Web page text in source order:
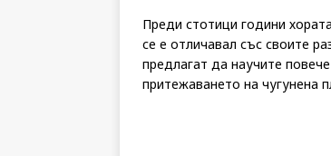
Преди стотици години
се е отличавал със своите
предлагат да научите
притежаването на чугунена